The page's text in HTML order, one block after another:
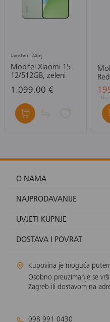
Jamstvo: 24mj.
Mobitel Xiaomi 15
12/512GB, zeleni
1.099,00 €
crni
O NAMA
NAJPRODAVANIJE
UVJETI KUPNJE
DOSTAVA I POVRAT
Kupovina je moguća
Osobno preuzimanje se
Zagreb ili dostavom na
098 991 0430